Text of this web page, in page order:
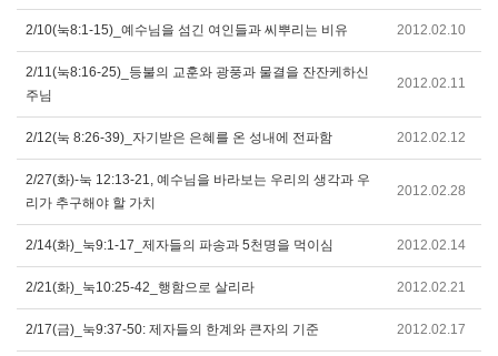
2/10(눅8:1-15)_예수님을 섬긴 여인들과 씨뿌리는 비유 2012.02.10
2/11(눅8:16-25)_등불의 교훈와 광풍과 물결을 잔잔케하신
주님
2012.02.11
2/12(눅 8:26-39)_자기받은 은혜를 온 성내에 전파함 2012.02.12
2/27(화)-눅 12:13-21, 예수님을 바라보는 우리의 생각과 우
리가 추구해야 할 가치
2012.02.28
2/14(화)_눅9:1-17_제자들의 파송과 5천명을 먹이심 2012.02.14
2/21(화)_눅10:25-42_행함으로 살리라 2012.02.21
2/17(금)_눅9:37-50: 제자들의 한계와 큰자의 기준 2012.02.17